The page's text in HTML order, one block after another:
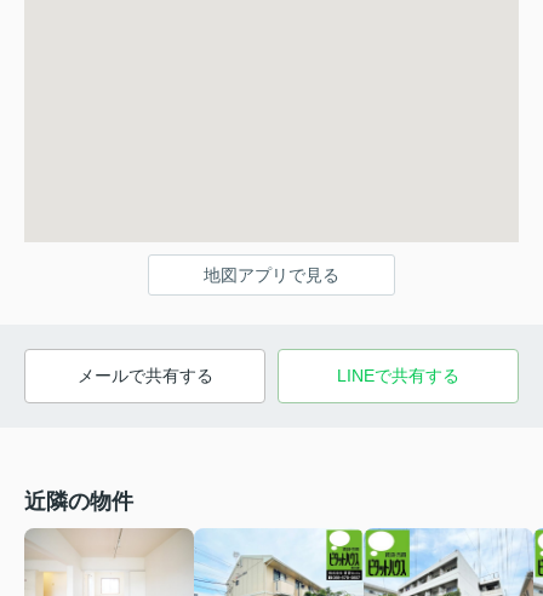
地図アプリで見る
メールで共有する LINEで共有する
近隣の物件